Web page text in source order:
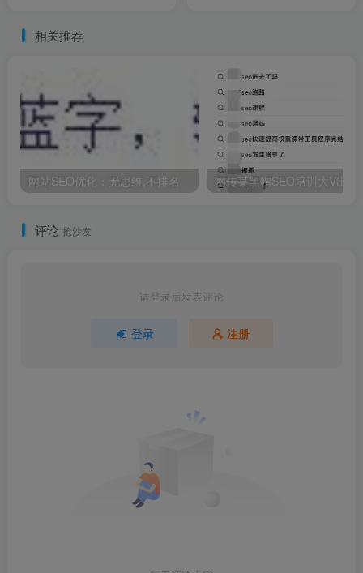
相关推荐
网站SEO优化：无思维,不排名
评论 抢沙发
请登录后发表评论
登录 注册